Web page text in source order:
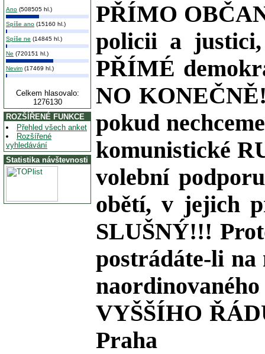
Ano (508505 hl.)
Spíše ano (15160 hl.)
Spíše ne (14845 hl.)
Ne (720151 hl.)
Nevim (17469 hl.)
Celkem hlasovalo:
1276130
ROZŠÍŘENÉ FUNKCE
Přehled všech anket
Rozšířené
vyhledávání
Statistika návštevnosti
PŘÍMO
policii a
PŘÍMÉ
NO
pokud
komunistické
volební
obětí, v jejich
SLUŠNÝ!!!
postrádáte-li
VYŠŠÍHO
Praha